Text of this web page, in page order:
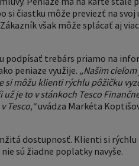
si čiastku môže previezť na
však môže splácať aj
trebárs priamo na
peniaze využije. „Našim
môžu klienti rýchlu pôžičku
je to v stánkoch Tesco
Tesco,“uvádza Markéta
dostupnosť. Klienti si rýchlu
sú žiadne poplatky navyše.